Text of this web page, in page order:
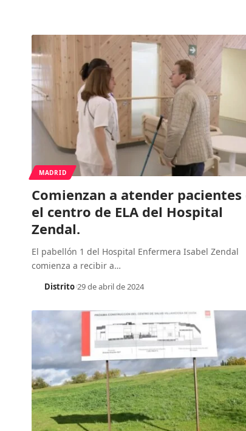
MADRID
Comienzan a atender pacientes
el centro de ELA del Hospital
Zendal.
El pabellón 1 del Hospital Enfermera Isabel Zendal
comienza a recibir a…
Distrito 29 de abril de 2024